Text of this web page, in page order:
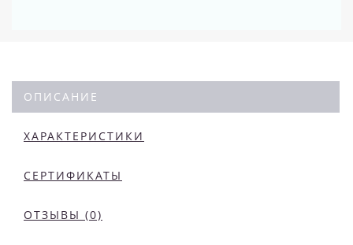
ОПИСАНИЕ
ХАРАКТЕРИСТИКИ
СЕРТИФИКАТЫ
ОТЗЫВЫ (0)